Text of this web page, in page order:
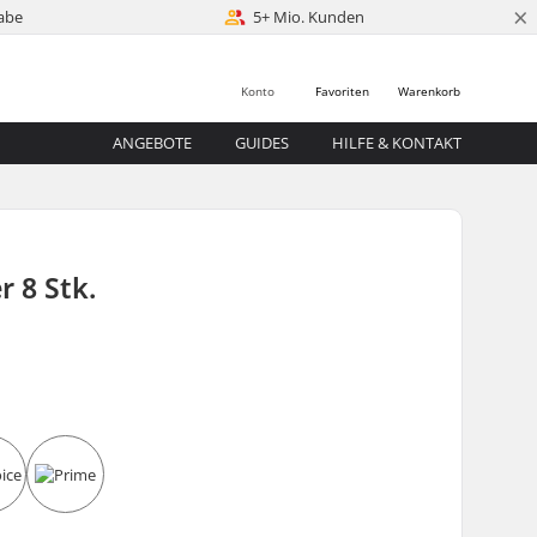
5+ Mio. Kunden ×
Warenkorb
Favoriten
Konto
ANGEBOTE GUIDES HILFE & KONTAKT
8 Stk.